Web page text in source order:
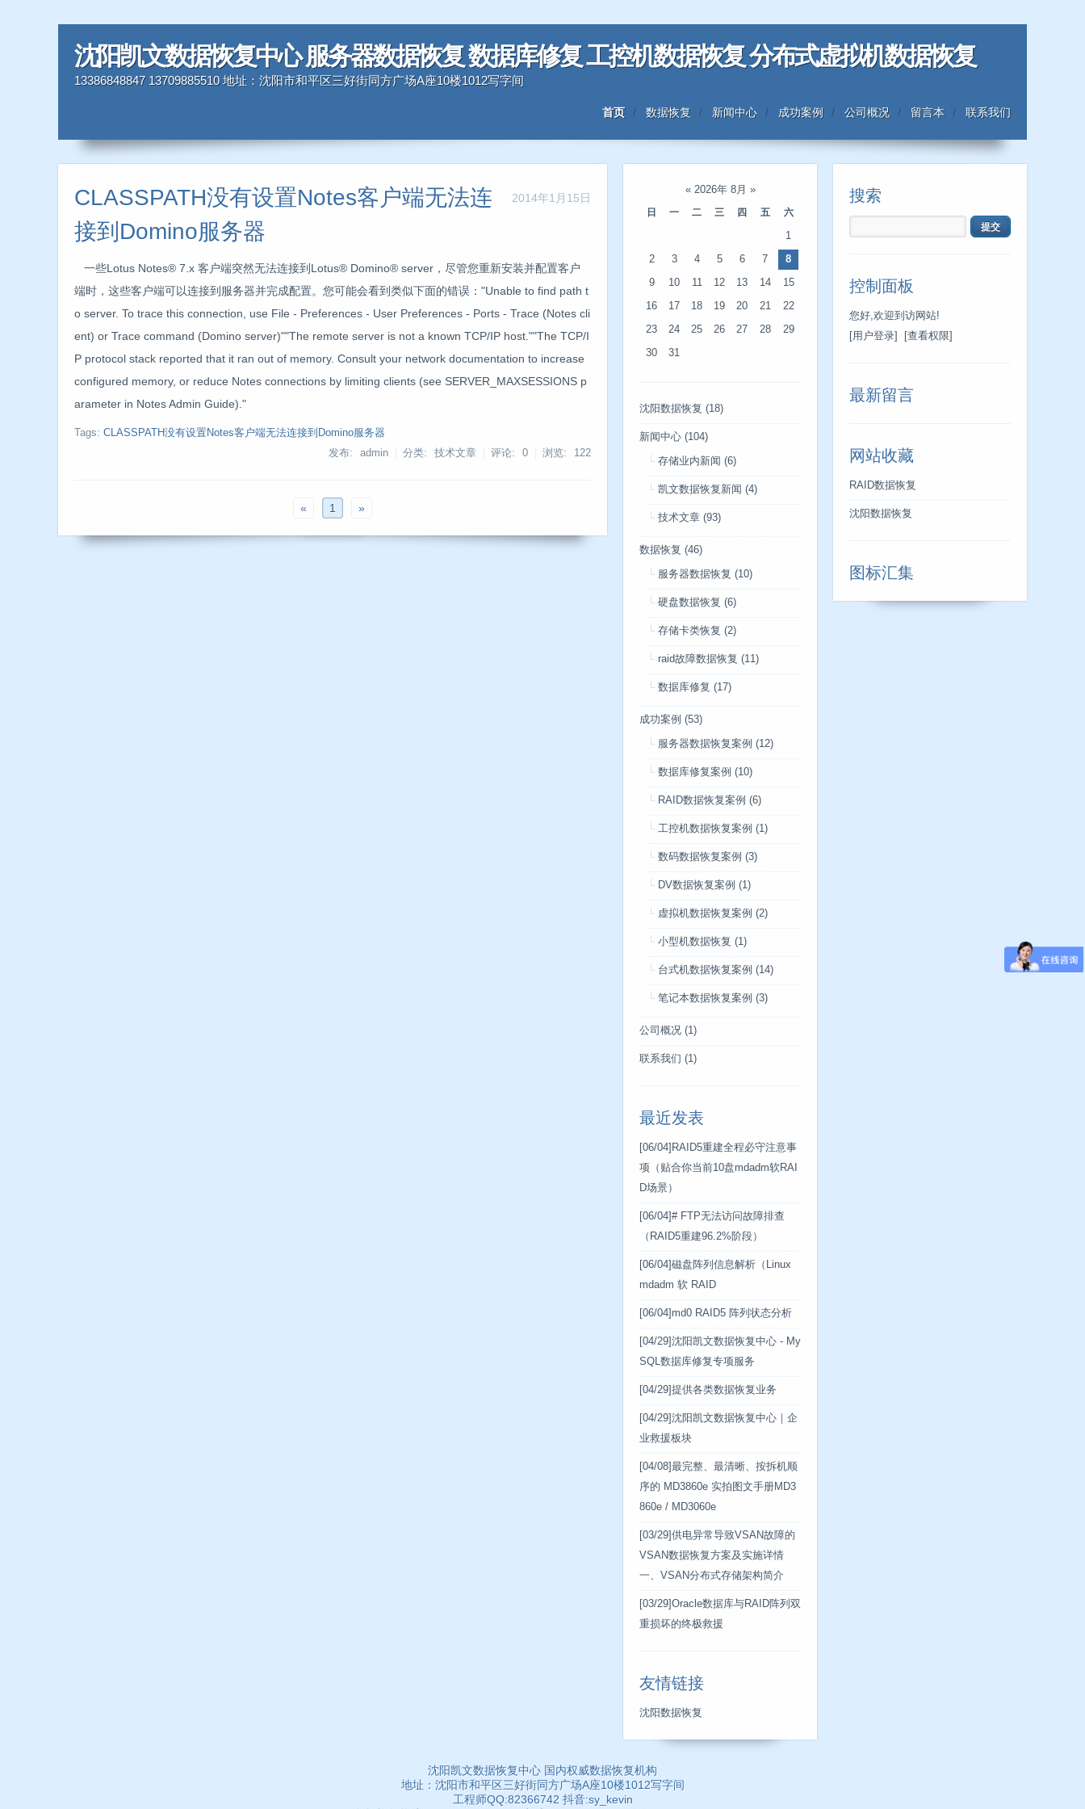
沈阳凯文数据恢复中心 服务器数据恢复 数据库修复 工控机数据恢复 分布式虚拟机数据恢复
13386848847 13709885510 地址：沈阳市和平区三好街同方广场A座10楼1012写字间
首页 数据恢复 新闻中心 成功案例 公司概况 留言本 联系我们
2014年1月15日
CLASSPATH没有设置Notes客户端无法连
接到Domino服务器
一些Lotus Notes® 7.x 客户端突然无法连接到Lotus® Domino® server，尽管您重新安装并配置客户
端时，这些客户端可以连接到服务器并完成配置。您可能会看到类似下面的错误："Unable to find path t
o server. To trace this connection, use File - Preferences - User Preferences - Ports - Trace (Notes cli
ent) or Trace command (Domino server)""The remote server is not a known TCP/IP host.""The TCP/I
P protocol stack reported that it ran out of memory. Consult your network documentation to increase
configured memory, or reduce Notes connections by limiting clients (see SERVER_MAXSESSIONS p
arameter in Notes Admin Guide)."
Tags: CLASSPATH没有设置Notes客户端无法连接到Domino服务器
发布: admin
分类: 技术文章 评论: 0 浏览: 122
« 1 »
« 2026年 8月 »
日
一 二 三 四 五 六
1
2 3 4 5 6 7 8
9 10 11 12 13 14 15
16 17 18 19 20 21 22
23 24 25 26 27 28 29
30 31
沈阳数据恢复 (18)
新闻中心 (104)
存储业内新闻 (6)
凯文数据恢复新闻 (4)
技术文章 (93)
数据恢复 (46)
服务器数据恢复 (10)
硬盘数据恢复 (6)
存储卡类恢复 (2)
raid故障数据恢复 (11)
数据库修复 (17)
成功案例 (53)
服务器数据恢复案例 (12)
数据库修复案例 (10)
RAID数据恢复案例 (6)
工控机数据恢复案例 (1)
数码数据恢复案例 (3)
DV数据恢复案例 (1)
虚拟机数据恢复案例 (2)
小型机数据恢复 (1)
台式机数据恢复案例 (14)
笔记本数据恢复案例 (3)
公司概况 (1)
联系我们 (1)
最近发表
[06/04] RAID5重建全程必守注意事
项（贴合你当前10盘mdadm软RAI
D场景）
[06/04] # FTP无法访问故障排查
（RAID5重建96.2%阶段）
[06/04] 磁盘阵列信息解析（Linux
mdadm 软 RAID
[06/04] md0 RAID5 阵列状态分析
[04/29] 沈阳凯文数据恢复中心 - My
SQL数据库修复专项服务
[04/29] 提供各类数据恢复业务
[04/29] 沈阳凯文数据恢复中心｜企
业救援板块
[04/08] 最完整、最清晰、按拆机顺
序的 MD3860e 实拍图文手册MD3
860e / MD3060e
[03/29] 供电异常导致VSAN故障的
VSAN数据恢复方案及实施详情
一、VSAN分布式存储架构简介
[03/29] Oracle数据库与RAID阵列双
重损坏的终极救援
友情链接
沈阳数据恢复
搜索
控制面板
您好,欢迎到访网站!
[用户登录]
[查看权限]
最新留言
网站收藏
RAID数据恢复
沈阳数据恢复
图标汇集
沈阳凯文数据恢复中心 国内权威数据恢复机构
地址：沈阳市和平区三好街同方广场A座10楼1012写字间
工程师QQ:82366742 抖音:sy_kevin